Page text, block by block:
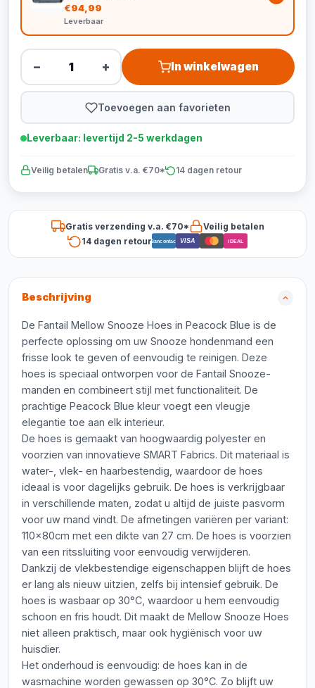
€94,99
Leverbaar
− + In winkelwagen
Toevoegen aan favorieten
Leverbaar: levertijd 2-5 werkdagen
Veilig betalen Gratis v.a. €70* 14 dagen retour
Gratis verzending v.a. €70*
Veilig betalen
14 dagen retourBancontact VISA iDEAL
Beschrijving
De Fantail Mellow Snooze Hoes in Peacock Blue is de
perfecte oplossing om uw Snooze hondenmand een
frisse look te geven of eenvoudig te reinigen. Deze
hoes is speciaal ontworpen voor de Fantail Snooze-
manden en combineert stijl met functionaliteit. De
prachtige Peacock Blue kleur voegt een vleugje
elegantie toe aan elk interieur.
De hoes is gemaakt van hoogwaardig polyester en
voorzien van innovatieve SMART Fabrics. Dit materiaal is
water-, vlek- en haarbestendig, waardoor de hoes
ideaal is voor dagelijks gebruik. De hoes is verkrijgbaar
in verschillende maten, zodat u altijd de juiste pasvorm
voor uw mand vindt. De afmetingen variëren per variant:
110x80cm met een dikte van 27 cm. De hoes is voorzien
van een ritssluiting voor eenvoudig verwijderen.
Dankzij de vlekbestendige eigenschappen blijft de hoes
er lang als nieuw uitzien, zelfs bij intensief gebruik. De
hoes is wasbaar op 30°C, waardoor u hem eenvoudig
schoon en fris houdt. Dit maakt de Mellow Snooze Hoes
niet alleen praktisch, maar ook hygiënisch voor uw
huisdier.
Het onderhoud is eenvoudig: de hoes kan in de
wasmachine worden gewassen op 30°C. Zo blijft uw